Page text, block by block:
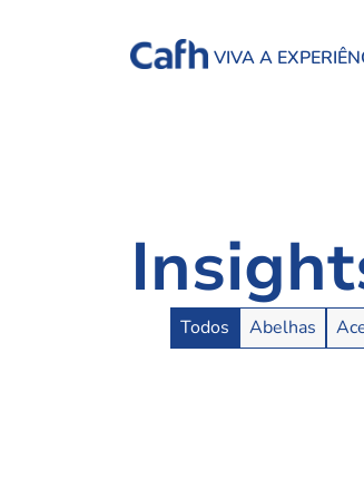
VIVA A
Insights Buttons
Todos Abelhas